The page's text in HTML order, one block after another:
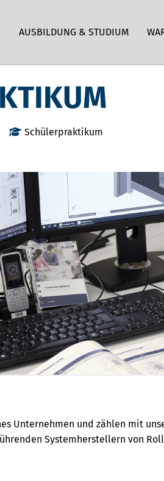
AUSBILDUNG & STUDIUM
Schülerpraktikum
Unternehmen und zählen mit
Systemherstellern von